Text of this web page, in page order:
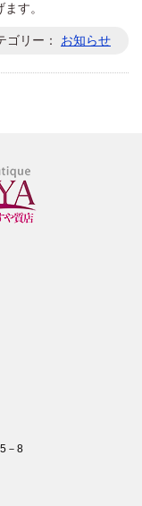
す。
ゴリー： お知らせ
－8